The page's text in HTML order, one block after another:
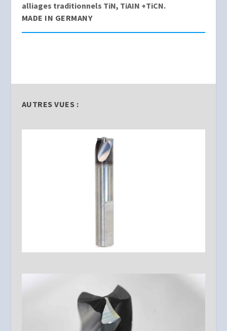
alliages traditionnels TiN, TiAIN +TiCN.
MADE IN GERMANY
AUTRES VUES :